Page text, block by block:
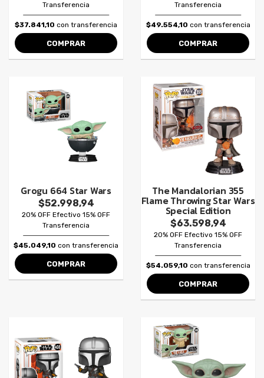
Transferencia
$37.841,10 con transferencia
COMPRAR
Transferencia
$49.554,10 con transferencia
COMPRAR
Grogu 664 Star Wars
$52.998,94
20% OFF Efectivo 15% OFF
Transferencia
$45.049,10 con transferencia
COMPRAR
The Mandalorian 355
Flame Throwing Star Wars
Special Edition
$63.598,94
20% OFF Efectivo 15% OFF
Transferencia
$54.059,10 con transferencia
COMPRAR